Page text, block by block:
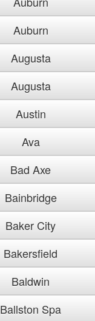
Auburn
Augusta
Augusta
Austin
Ava
Bad Axe
Bainbridge
Baker City
Bakersfield
Baldwin
Ballston Spa